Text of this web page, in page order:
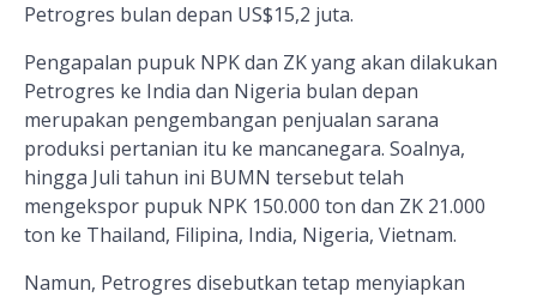
Petrogres bulan depan US$15,2 juta.
Pengapalan pupuk NPK dan ZK yang akan dilakukan
Petrogres ke India dan Nigeria bulan depan
merupakan pengembangan penjualan sarana
produksi pertanian itu ke mancanegara. Soalnya,
hingga Juli tahun ini BUMN tersebut telah
mengekspor pupuk NPK 150.000 ton dan ZK 21.000
ton ke Thailand, Filipina, India, Nigeria, Vietnam.
Namun, Petrogres disebutkan tetap menyiapkan